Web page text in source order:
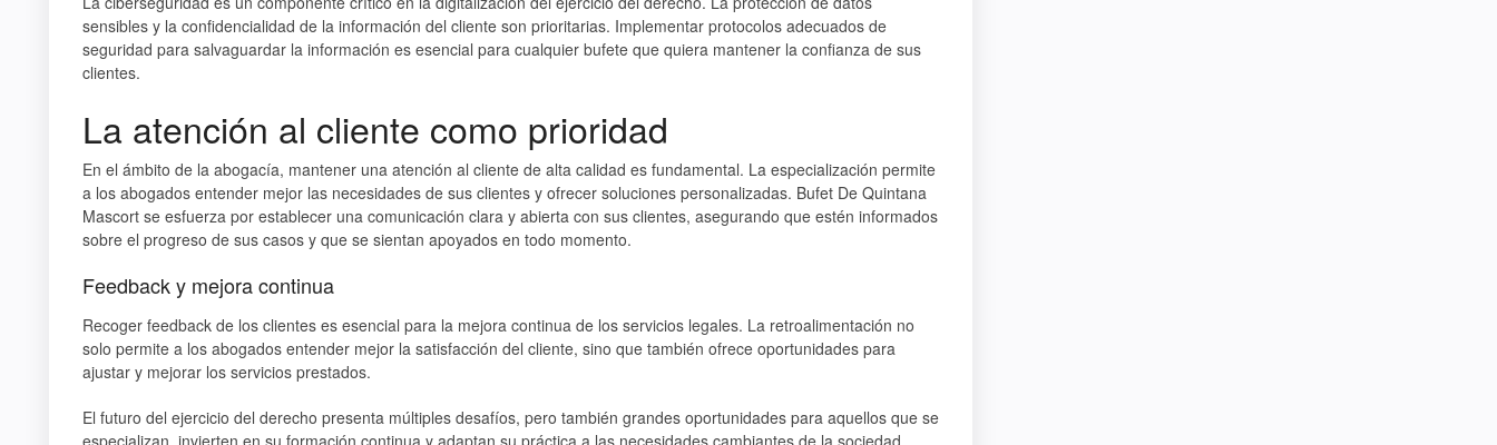
sensibles y la confidencialidad de la información del cliente son prioritarias. Implementar protocolos adecuados de
seguridad para salvaguardar la información es esencial para cualquier bufete que quiera mantener la confianza de sus
clientes.
La atención al cliente como prioridad
En el ámbito de la abogacía, mantener una atención al cliente de alta calidad es fundamental. La especialización permite
a los abogados entender mejor las necesidades de sus clientes y ofrecer soluciones personalizadas. Bufet De Quintana
Mascort se esfuerza por establecer una comunicación clara y abierta con sus clientes, asegurando que estén informados
sobre el progreso de sus casos y que se sientan apoyados en todo momento.
Feedback y mejora continua
Recoger feedback de los clientes es esencial para la mejora continua de los servicios legales. La retroalimentación no
solo permite a los abogados entender mejor la satisfacción del cliente, sino que también ofrece oportunidades para
ajustar y mejorar los servicios prestados.
El futuro del ejercicio del derecho presenta múltiples desafíos, pero también grandes oportunidades para aquellos que se
especializan, invierten en su formación continua y adaptan su práctica a las necesidades cambiantes de la sociedad.